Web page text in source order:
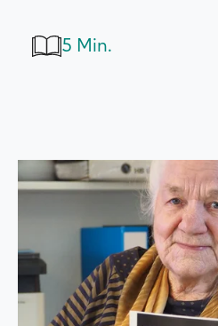
5 Min.